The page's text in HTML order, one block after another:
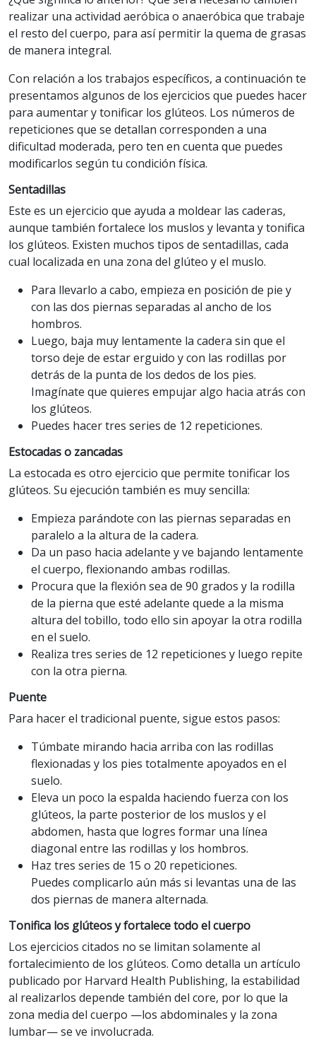
realizar una actividad aeróbica o anaeróbica que trabaje
el resto del cuerpo, para así permitir la quema de grasas
de manera integral.
Con relación a los trabajos específicos, a continuación te
presentamos algunos de los ejercicios que puedes hacer
para aumentar y tonificar los glúteos. Los números de
repeticiones que se detallan corresponden a una
dificultad moderada, pero ten en cuenta que puedes
modificarlos según tu condición física.
Sentadillas
Este es un ejercicio que ayuda a moldear las caderas,
aunque también fortalece los muslos y levanta y tonifica
los glúteos. Existen muchos tipos de sentadillas, cada
cual localizada en una zona del glúteo y el muslo.
Para llevarlo a cabo, empieza en posición de pie y
con las dos piernas separadas al ancho de los
hombros.
Luego, baja muy lentamente la cadera sin que el
torso deje de estar erguido y con las rodillas por
detrás de la punta de los dedos de los pies.
Imagínate que quieres empujar algo hacia atrás con
los glúteos.
Puedes hacer tres series de 12 repeticiones.
Estocadas o zancadas
La estocada es otro ejercicio que permite tonificar los
glúteos. Su ejecución también es muy sencilla:
Empieza parándote con las piernas separadas en
paralelo a la altura de la cadera.
Da un paso hacia adelante y ve bajando lentamente
el cuerpo, flexionando ambas rodillas.
Procura que la flexión sea de 90 grados y la rodilla
de la pierna que esté adelante quede a la misma
altura del tobillo, todo ello sin apoyar la otra rodilla
en el suelo.
Realiza tres series de 12 repeticiones y luego repite
con la otra pierna.
Puente
Para hacer el tradicional puente, sigue estos pasos:
Túmbate mirando hacia arriba con las rodillas
flexionadas y los pies totalmente apoyados en el
suelo.
Eleva un poco la espalda haciendo fuerza con los
glúteos, la parte posterior de los muslos y el
abdomen, hasta que logres formar una línea
diagonal entre las rodillas y los hombros.
Haz tres series de 15 o 20 repeticiones.
Puedes complicarlo aún más si levantas una de las
dos piernas de manera alternada.
Tonifica los glúteos y fortalece todo el cuerpo
Los ejercicios citados no se limitan solamente al
fortalecimiento de los glúteos. Como detalla un artículo
publicado por Harvard Health Publishing, la estabilidad
al realizarlos depende también del core, por lo que la
zona media del cuerpo —los abdominales y la zona
lumbar— se ve involucrada.